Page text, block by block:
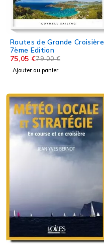
Routes de Grande Croisière
7ème Edition
79,00€
75,05 €
Ajouter au panier